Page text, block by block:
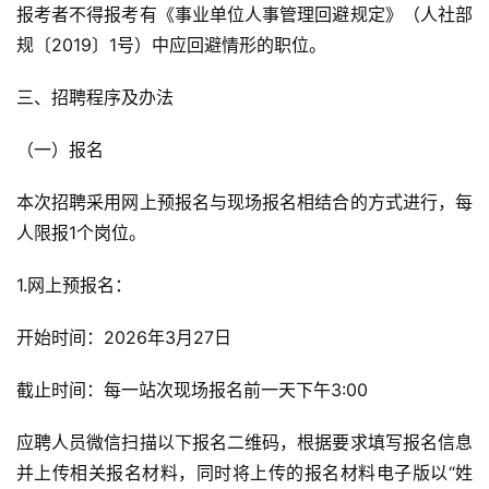
报考者不得报考有《事业单位人事管理回避规定》（人社部
规〔2019〕1号）中应回避情形的职位。
三、招聘程序及办法
（一）报名
本次招聘采用网上预报名与现场报名相结合的方式进行，每
人限报1个岗位。
1.网上预报名：
开始时间：2026年3月27日
截止时间：每一站次现场报名前一天下午3:00
应聘人员微信扫描以下报名二维码，根据要求填写报名信息
并上传相关报名材料，同时将上传的报名材料电子版以“姓